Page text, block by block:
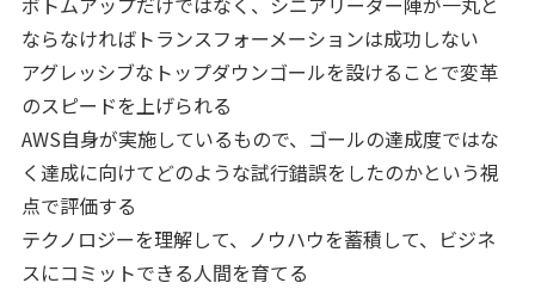
ならなければトランスフォーメーションは成功しない
アグレッシブなトップダウンゴールを設けることで変革
のスピードを上げられる
AWS自身が実施しているもので、ゴールの達成度ではな
く達成に向けてどのような試行錯誤をしたのかという視
点で評価する
テクノロジーを理解して、ノウハウを蓄積して、ビジネ
スにコミットできる人間を育てる